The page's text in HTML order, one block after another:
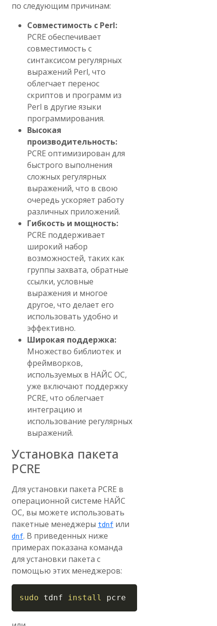
по следующим причинам:
Совместимость с Perl:
PCRE обеспечивает
совместимость с
синтаксисом регулярных
выражений Perl, что
облегчает перенос
скриптов и программ из
Perl в другие языки
программирования.
Высокая
производительность:
PCRE оптимизирован для
быстрого выполнения
сложных регулярных
выражений, что в свою
очередь ускоряет работу
различных приложений.
Гибкость и мощность:
PCRE поддерживает
широкий набор
возможностей, таких как
группы захвата, обратные
ссылки, условные
выражения и многое
другое, что делает его
использовать удобно и
эффективно.
Широкая поддержка:
Множество библиотек и
фреймворков,
используемых в НАЙС ОС,
уже включают поддержку
PCRE, что облегчает
интеграцию и
использование регулярных
выражений.
Установка пакета
PCRE
Для установки пакета PCRE в
операционной системе НАЙС
ОС, вы можете использовать
пакетные менеджеры tdnf или
dnf. В приведенных ниже
примерах показана команда
для установки пакета с
помощью этих менеджеров:
sudo tdnf install pcre